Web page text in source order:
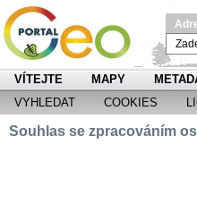
VÍTEJTE MAPY
VYHLEDAT
COOKIES
Souhlas se zpracováním